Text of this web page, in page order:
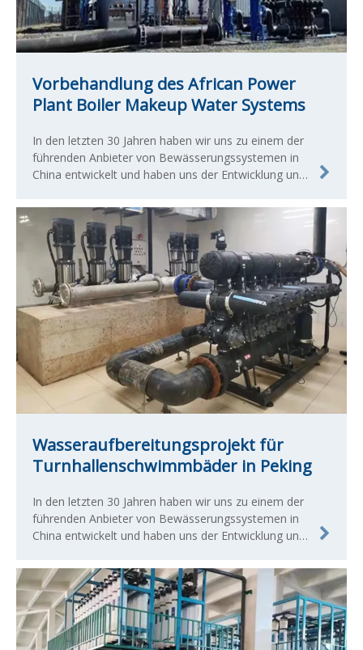
Vorbehandlung des African Power
Plant Boiler Makeup Water Systems
In den letzten 30 Jahren haben wir uns zu einem der
führenden Anbieter von Bewässerungssystemen in
China entwickelt und haben uns der Entwicklung und
kommerzieller Bewässerungsprodukte verschrieben.
Wasseraufbereitungsprojekt für
Turnhallenschwimmbäder in Peking
In den letzten 30 Jahren haben wir uns zu einem der
führenden Anbieter von Bewässerungssystemen in
China entwickelt und haben uns der Entwicklung und
kommerzieller Bewässerungsprodukte verschrieben.